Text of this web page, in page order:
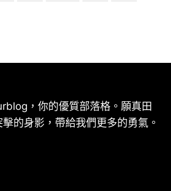
，你的優質部落格。願真田
的身影，帶給我們更多的勇氣。